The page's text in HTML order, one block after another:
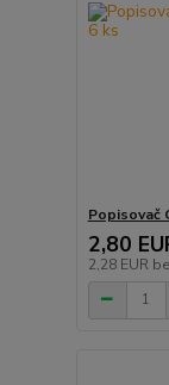
Popisovač
2,80
2,28 EUR